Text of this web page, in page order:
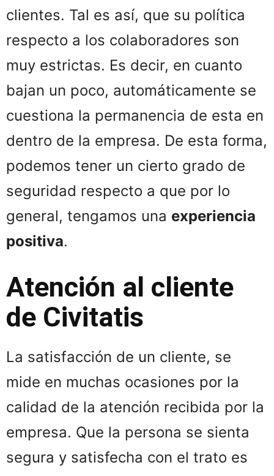
clientes. Tal es así, que su política
respecto a los colaboradores son
muy estrictas. Es decir, en cuanto
bajan un poco, automáticamente se
cuestiona la permanencia de esta en
dentro de la empresa. De esta forma,
podemos tener un cierto grado de
seguridad respecto a que por lo
general, tengamos una experiencia
positiva.
Atención al cliente
de Civitatis
La satisfacción de un cliente, se
mide en muchas ocasiones por la
calidad de la atención recibida por la
empresa. Que la persona se sienta
segura y satisfecha con el trato es